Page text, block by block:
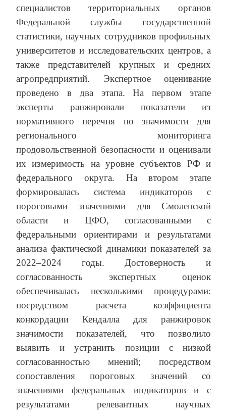
специалистов территориальных органов
Федеральной службы государственной
статистики, научных сотрудников профильных
университетов и исследовательских центров, а
также представителей крупных и средних
агропредприятий. Экспертное оценивание
проведено в два этапа. На первом этапе
эксперты ранжировали показатели из
нормативного перечня по значимости для
регионального мониторинга
продовольственной безопасности и оценивали
их измеримость на уровне субъектов РФ и
федерального округа. На втором этапе
формировалась система индикаторов с
пороговыми значениями для Смоленской
области и ЦФО, согласованными с
федеральными ориентирами и результатами
анализа фактической динамики показателей за
2022–2024 годы. Достоверность и
согласованность экспертных оценок
обеспечивалась несколькими процедурами:
посредством расчета коэффициента
конкордации Кендалла для ранжировок
значимости показателей, что позволило
выявить и устранить позиции с низкой
согласованностью мнений; посредством
сопоставления пороговых значений со
значениями федеральных индикаторов и с
результатами релевантных научных